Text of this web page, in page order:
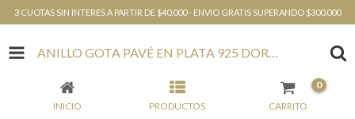
3 CUOTAS SIN INTERES A PARTIR DE $40.000 - ENVIO GRATIS SUPERANDO $300.000
ANILLO GOTA PAVÉ EN PLATA 925 DORADA
INICIO PRODUCTOS CARRITO
0